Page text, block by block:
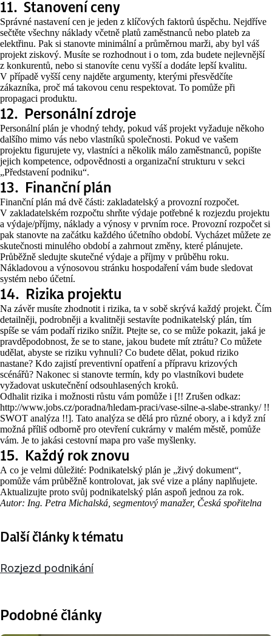
11. Stanovení ceny
Správné nastavení cen je jeden z klíčových faktorů úspěchu. Nejdříve
sečtěte všechny náklady včetně platů zaměstnanců nebo plateb za
elektřinu. Pak si stanovte minimální a průměrnou marži, aby byl váš
projekt ziskový. Musíte se rozhodnout i o tom, zda budete nejlevnější
z konkurentů, nebo si stanovíte cenu vyšší a dodáte lepší kvalitu.
V případě vyšší ceny najděte argumenty, kterými přesvědčíte
zákazníka, proč má takovou cenu respektovat. To pomůže při
propagaci produktu.
12. Personální zdroje
Personální plán je vhodný tehdy, pokud váš projekt vyžaduje někoho
dalšího mimo vás nebo vlastníků společnosti. Pokud ve vašem
projektu figurujete vy, vlastníci a několik málo zaměstnanců, popište
jejich kompetence, odpovědnosti a organizační strukturu v sekci
„Představení podniku“.
13. Finanční plán
Finanční plán má dvě části: zakladatelský a provozní rozpočet.
V zakladatelském rozpočtu shrňte výdaje potřebné k rozjezdu projektu
a výdaje/příjmy, náklady a výnosy v prvním roce. Provozní rozpočet si
pak stanovte na začátku každého účetního období. Vycházet můžete ze
skutečnosti minulého období a zahrnout změny, které plánujete.
Průběžně sledujte skutečné výdaje a příjmy v průběhu roku.
Nákladovou a výnosovou stránku hospodaření vám bude sledovat
systém nebo účetní.
14. Rizika projektu
Na závěr musíte zhodnotit i rizika, ta v sobě skrývá každý projekt. Čím
detailněji, podrobněji a kvalitněji sestavíte podnikatelský plán, tím
spíše se vám podaří riziko snížit. Ptejte se, co se může pokazit, jaká je
pravděpodobnost, že se to stane, jakou budete mít ztrátu? Co můžete
udělat, abyste se riziku vyhnuli? Co budete dělat, pokud riziko
nastane? Kdo zajistí preventivní opatření a přípravu krizových
scénářů? Nakonec si stanovte termín, kdy po vlastníkovi budete
vyžadovat uskutečnění odsouhlasených kroků.
Odhalit rizika i možnosti růstu vám pomůže i [!! Zrušen odkaz:
http://www.jobs.cz/poradna/hledam-praci/vase-silne-a-slabe-stranky/ !!
SWOT analýza !!]. Tato analýza se dělá pro různé obory, a i když zní
možná příliš odborně pro otevření cukrárny v malém městě, pomůže
vám. Je to jakási cestovní mapa pro vaše myšlenky.
15. Každý rok znovu
A co je velmi důležité: Podnikatelský plán je „živý dokument“,
pomůže vám průběžně kontrolovat, jak své vize a plány naplňujete.
Aktualizujte proto svůj podnikatelský plán aspoň jednou za rok.
Autor: Ing. Petra Michalská, segmentový manažer, Česká spořitelna
Další články k tématu
Rozjezd podnikání
Podobné články